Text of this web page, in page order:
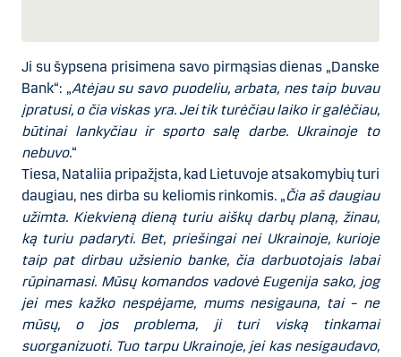
Ji su šypsena prisimena savo pirmąsias dienas „Danske
Bank“: „Atėjau su savo puodeliu, arbata, nes taip buvau
įpratusi, o čia viskas yra. Jei tik turėčiau laiko ir galėčiau,
būtinai lankyčiau ir sporto salę darbe. Ukrainoje to
nebuvo.“
Tiesa, Nataliia pripažįsta, kad Lietuvoje atsakomybių turi
daugiau, nes dirba su keliomis rinkomis. „Čia aš daugiau
užimta. Kiekvieną dieną turiu aiškų darbų planą, žinau,
ką turiu padaryti. Bet, priešingai nei Ukrainoje, kurioje
taip pat dirbau užsienio banke, čia darbuotojais labai
rūpinamasi. Mūsų komandos vadovė Eugenija sako, jog
jei mes kažko nespėjame, mums nesigauna, tai – ne
mūsų, o jos problema, ji turi viską tinkamai
suorganizuoti. Tuo tarpu Ukrainoje, jei kas nesigaudavo,